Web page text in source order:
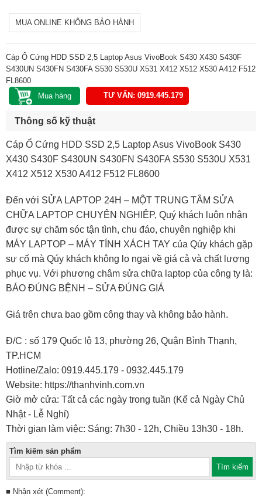
MUA ONLINE KHÔNG BẢO HÀNH
Cáp Ổ Cứng HDD SSD 2,5 Laptop Asus VivoBook S430 X430 S430F
S430UN S430FN S430FA S530 S530U X531 X412 X512 X530 A412 F512
FL8600
TƯ VẤN: 0919.445.179
Thông số kỹ thuật
Cáp Ổ Cứng HDD SSD 2,5 Laptop Asus VivoBook S430
X430 S430F S430UN S430FN S430FA S530 S530U X531
X412 X512 X530 A412 F512 FL8600
Đến với SỬA LAPTOP 24H – MỘT TRUNG TÂM SỬA
CHỮA LAPTOP CHUYÊN NGHIÊP, Quý khách luôn nhận
được sự chăm sóc tận tình, chu đáo, chuyên nghiệp khi
MÁY LAPTOP – MÁY TÍNH XÁCH TAY của Qúy khách gặp
sự cố mà Qúy khách không lo ngại về giá cả và chất lượng
phục vụ. Với phương châm sửa chữa laptop của công ty là:
BÁO ĐÚNG BỆNH – SỬA ĐÚNG GIÁ
Giá trên chưa bao gồm công thay và không bảo hành.
Đ/C : số 179 Quốc lộ 13, phường 26, Quận Bình Thạnh,
TP.HCM
Hotline/Zalo: 0919.445.179 - 0932.445.179
Website: https://thanhvinh.com.vn
Giờ mở cửa: Tất cả các ngày trong tuần (Kể cả Ngày Chủ
Nhật - Lễ Nghỉ)
Thời gian làm việc: Sáng: 7h30 - 12h, Chiều 13h30 - 18h.
Tìm kiếm sản phẩm
■ Nhận xét (Comment):